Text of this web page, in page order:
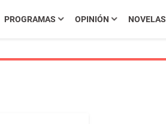
PROGRAMAS OPINIÓN NOVELAS